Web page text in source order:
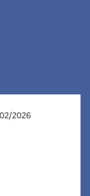
2026